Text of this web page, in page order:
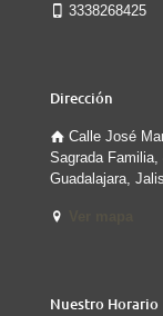
3338268425
Dirección
Calle José
Sagrada Familia,
Guadalajara,
Nuestro Horario